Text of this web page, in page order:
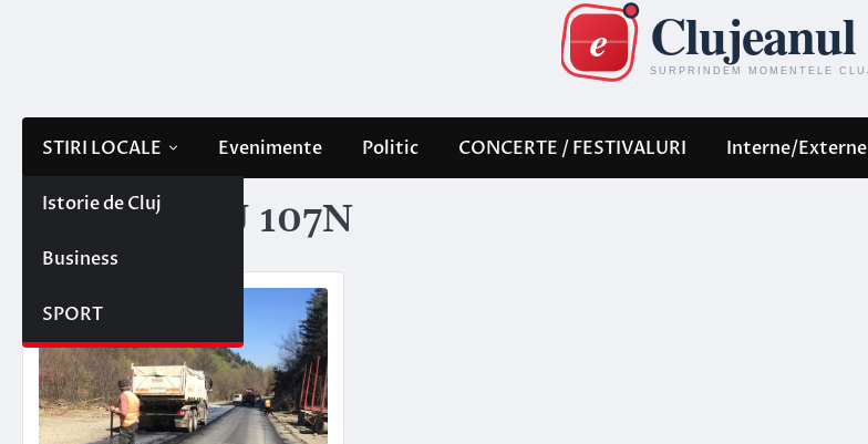
STIRI LOCALE
Istorie de Cluj
Business
SPORT
Evenimente Politic CONCERTE / FESTIVALURI Interne/Externe
Etichetă: DJ 107N